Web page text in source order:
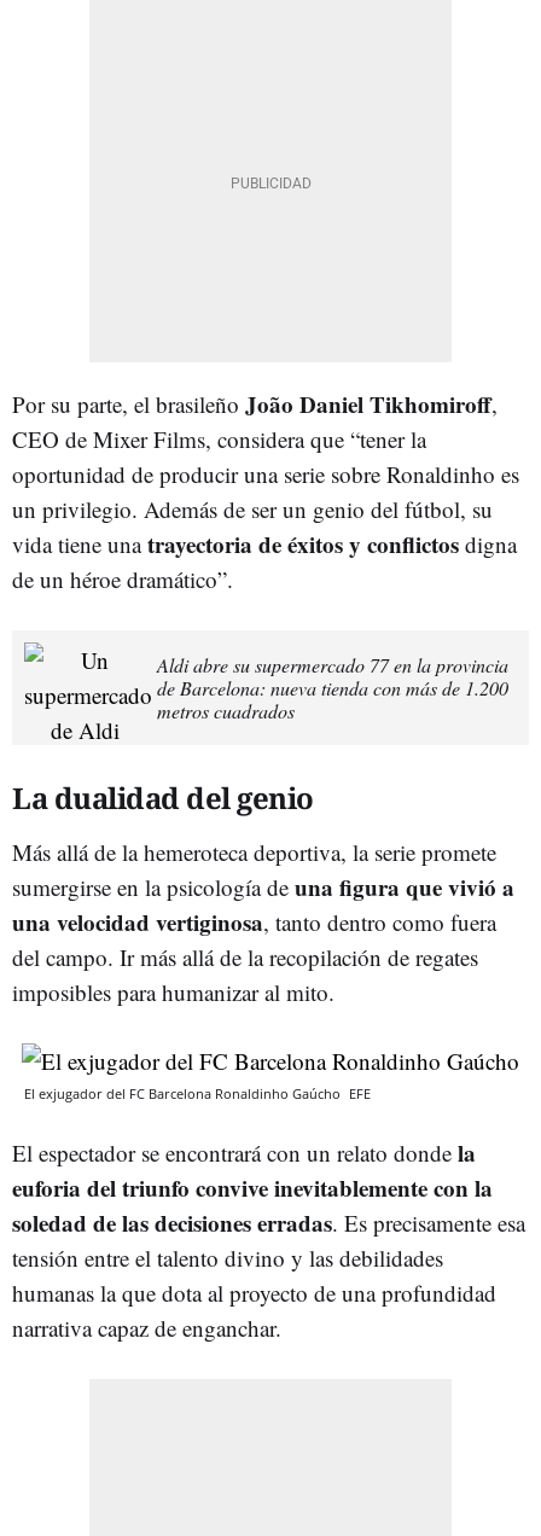
Por su parte, el brasileño João Daniel Tikhomiroff,
CEO de Mixer Films, considera que “tener la
oportunidad de producir una serie sobre Ronaldinho es
un privilegio. Además de ser un genio del fútbol, su
vida tiene unatrayectoria de éxitos y conflictos digna
de un héroe dramático”.
Aldi abre su supermercado 77 en la provincia
de Barcelona: nueva tienda con más de 1.200
metros cuadrados
La dualidad del genio
Más allá de la hemeroteca deportiva, la serie promete
sumergirse en la psicología de una figura que vivió a
una velocidad vertiginosa, tanto dentro como fuera
del campo. Ir más allá de la recopilación de regates
imposibles para humanizar al mito.
El exjugador del FC Barcelona Ronaldinho Gaúcho EFE
El espectador se encontrará con un relato donde la
euforia del triunfo convive inevitablemente con la
soledad de las decisiones erradas. Es precisamente esa
tensión entre el talento divino y las debilidades
humanas la que dota al proyecto de una profundidad
narrativa capaz de enganchar.